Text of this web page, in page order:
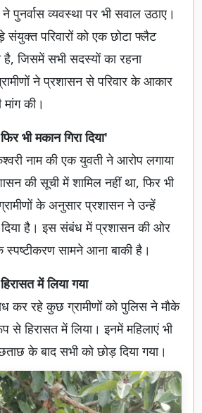
ने पुनर्वास व्यवस्था पर भी सवाल उठाए।
परिवारों को एक छोटा फ्लैट
है, जिसमें सभी सदस्यों का रहना
ने प्रशासन से परिवार के आकार
की।
भी मकान गिरा दिया'
नाम की एक युवती ने आरोप लगाया
की सूची में शामिल नहीं था, फिर भी
के अनुसार प्रशासन ने उन्हें
दिया है। इस संबंध में प्रशासन की ओर
सामने आना बाकी है।
में लिया गया
कर रहे कुछ ग्रामीणों को पुलिस ने मौके
से हिरासत में लिया। इनमें महिलाएं भी
के बाद सभी को छोड़ दिया गया।